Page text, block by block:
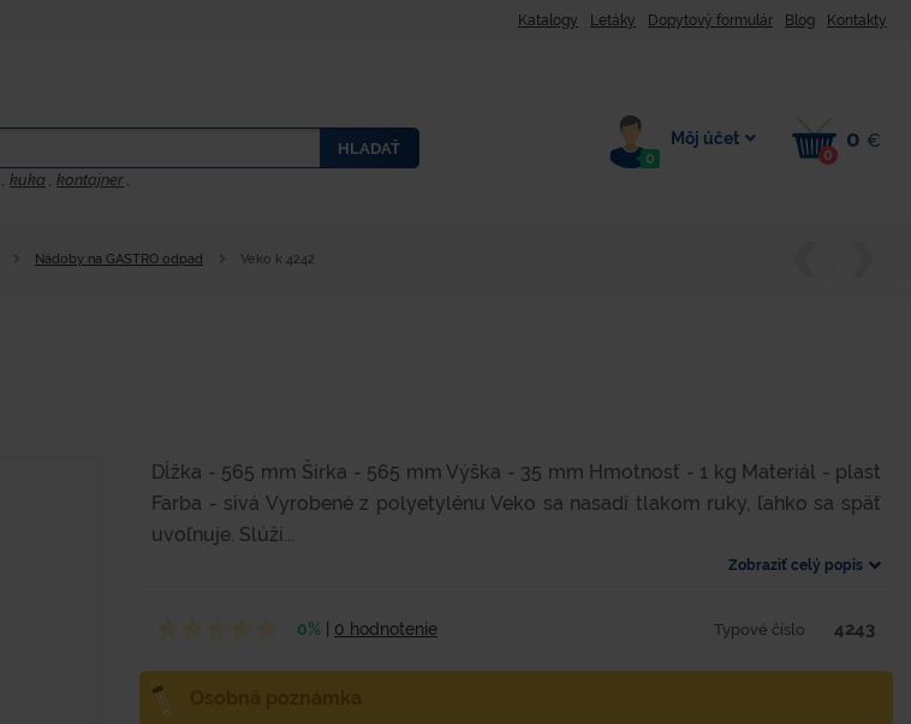
Katalogy Letáky Dopytový formulár Blog Kontakty
HLADAŤ
,kuka ,kontajner ,
0
Môj účet
0
0 €
Nádoby na GASTRO odpad Veko k 4242
Dĺžka - 565 mm Šírka - 565 mm Výška - 35 mm Hmotnosť - 1 kg Materiál - plast
Farba - sivá Vyrobené z polyetylénu Veko sa nasadí tlakom ruky, ľahko sa späť
uvoľnuje. Slúži...
Zobraziť celý popis
0% 0 hodnotenie Typové číslo 4243